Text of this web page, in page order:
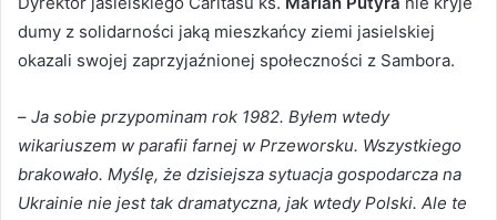
dumy z solidarności jaką mieszkańcy ziemi jasielskiej
okazali swojej zaprzyjaźnionej społeczności z Sambora.
– Ja sobie przypominam rok 1982. Byłem wtedy
wikariuszem w parafii farnej w Przeworsku. Wszystkiego
brakowało. Myślę, że dzisiejsza sytuacja gospodarcza na
Ukrainie nie jest tak dramatyczna, jak wtedy Polski. Ale te